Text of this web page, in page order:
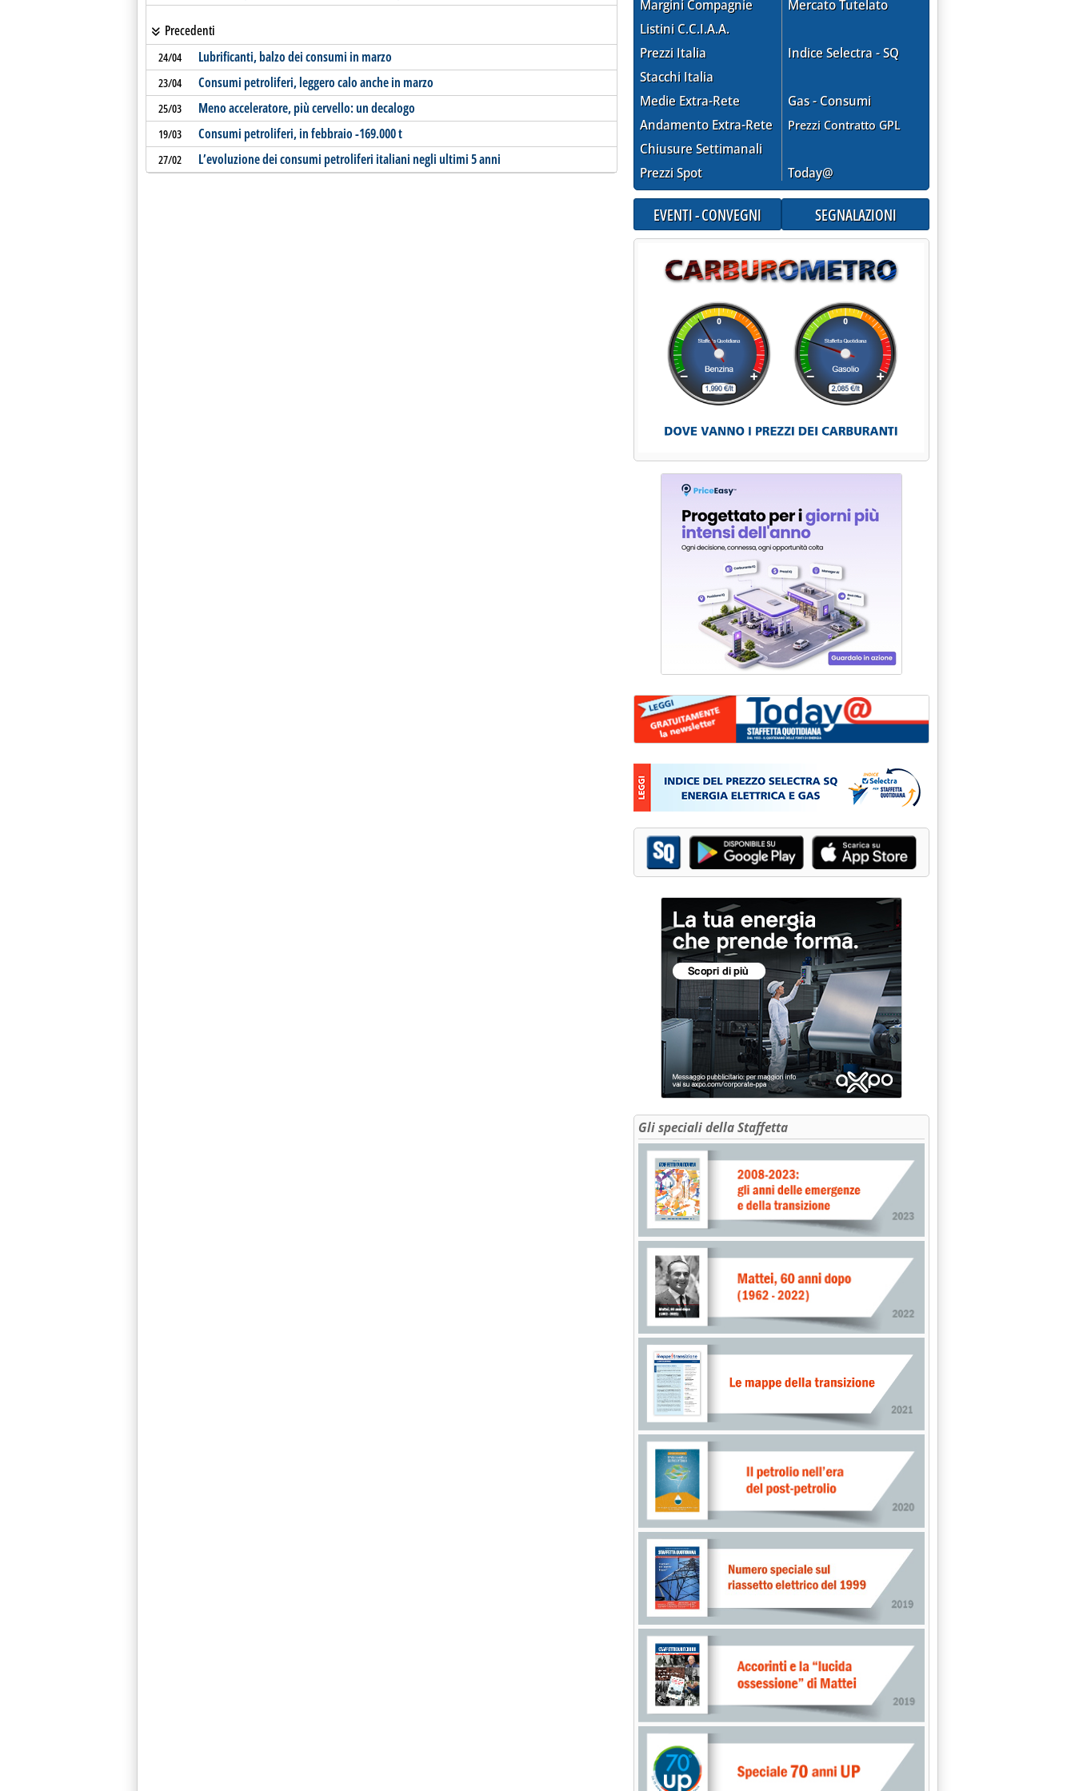
Precedenti
24/04 Lubrificanti, balzo dei consumi in marzo
23/04 Consumi petroliferi, leggero calo anche in marzo
25/03 Meno acceleratore, più cervello: un decalogo
19/03 Consumi petroliferi, in febbraio -169.000 t
27/02 L’evoluzione dei consumi petroliferi italiani negli ultimi 5 anni
Margini Compagnie
Listini C.C.I.A.A.
Prezzi Italia
Stacchi Italia
Medie Extra-Rete
Andamento Extra-Rete
Chiusure Settimanali
Prezzi Spot
Mercato Tutelato
Indice Selectra - SQ
Gas - Consumi
Prezzi Contratto GPL
Today@
EVENTI - CONVEGNI SEGNALAZIONI
Gli speciali della Staffetta